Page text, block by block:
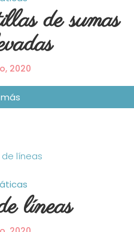
de sumas
2020
líneas